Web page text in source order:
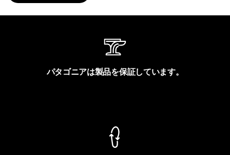
パタゴニアは製品を保証しています。